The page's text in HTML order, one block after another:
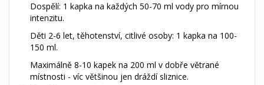
Dospělí: 1 kapka na každých 50-70 ml vody pro mírnou
intenzitu.
Děti 2-6 let, těhotenství, citlivé osoby: 1 kapka na 100-
150 ml.
Maximálně 8-10 kapek na 200 ml v dobře větrané
místnosti - víc většinou jen dráždí sliznice.